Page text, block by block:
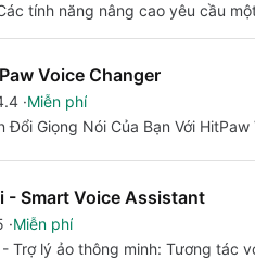
tính năng nâng cao yêu cầu
Voice Changer
Miễn phí
Đổi Giọng Nói Của Bạn Với
- Smart Voice Assistant
Miễn phí
- Trợ lý ảo thông minh: Tương tác